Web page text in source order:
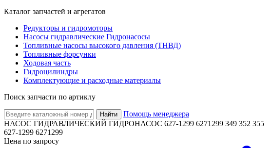
Каталог запчастей и агрегатов
Редукторы и гидромоторы
Насосы гидравлические Гидронасосы
Топливные насосы высокого давления (ТНВД)
Топливные форсунки
Ходовая часть
Гидроцилиндры
Комплектующие и расходные материалы
Поиск запчасти по артиклу
Найти
Помощь менеджера
НАСОС ГИДРАВЛИЧЕСКИЙ ГИДРОНАСОС 627-1299 6271299 349 352 355
627-1299 6271299
Цена по запросу